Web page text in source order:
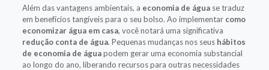
Além das vantagens ambientais, a economia de águase traduz
em benefícios tangíveis para o seu bolso. Ao implementar como
economizar água em casa, você notará uma significativa
redução conta de água. Pequenas mudanças nos seus hábitos
de economia de águapodem gerar uma economia substancial
ao longo do ano, liberando recursos para outras necessidades